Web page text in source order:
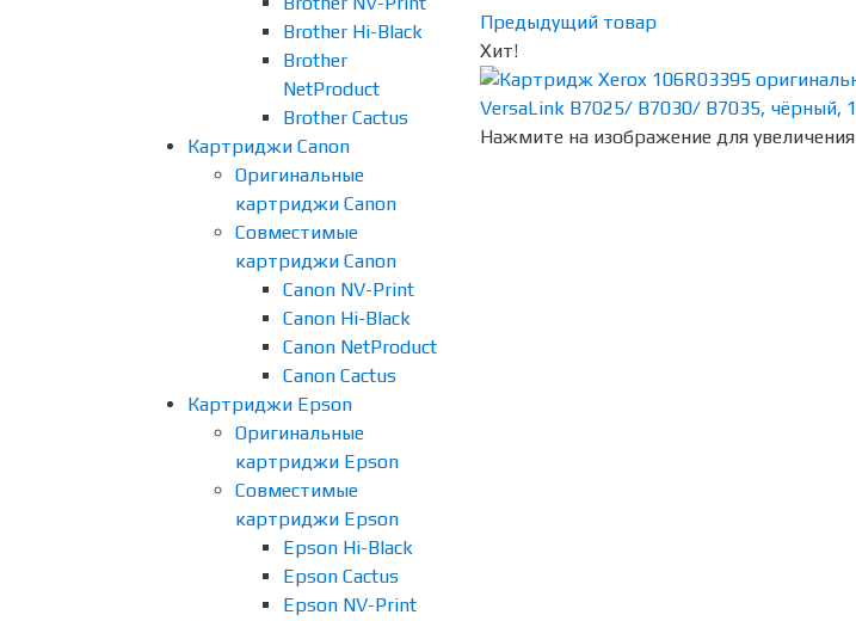
Brother Hi-Black
Brother
NetProduct
Brother Cactus
Картриджи Canon
Оригинальные
картриджи Canon
Совместимые
картриджи Canon
Canon NV-Print
Canon Hi-Black
Canon NetProduct
Canon Cactus
Картриджи Epson
Оригинальные
картриджи Epson
Совместимые
картриджи Epson
Epson Hi-Black
Epson Cactus
Epson NV-Print
Предыдущий товар
Хит!
Нажмите на изображение для увеличения